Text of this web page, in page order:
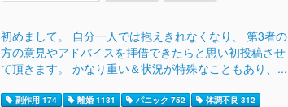
初めまして。 自分一人では抱えきれなくなり、 第3者の
方の意見やアドバイスを拝借できたらと思い初投稿させ
て頂きます。 かなり重い＆状況が特殊なこともあり、...
副作用 174 離婚 1131 パニック 752
体調不良 312